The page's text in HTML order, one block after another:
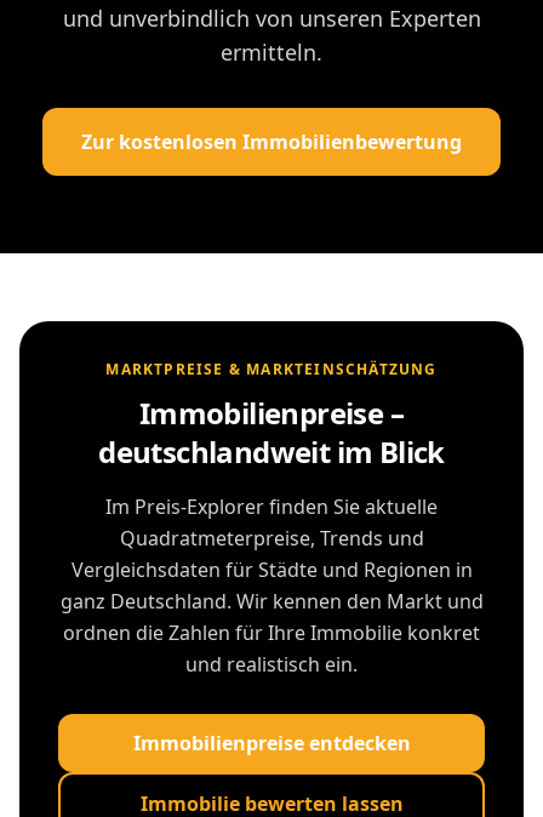
und unverbindlich von unseren Experten
ermitteln.
Zur kostenlosen Immobilienbewertung
MARKTPREISE & MARKTEINSCHÄTZUNG
Immobilienpreise –
deutschlandweit im Blick
Im Preis-Explorer finden Sie aktuelle
Quadratmeterpreise, Trends und
Vergleichsdaten für Städte und Regionen in
ganz Deutschland. Wir kennen den Markt und
ordnen die Zahlen für Ihre Immobilie konkret
und realistisch ein.
Immobilienpreise entdecken
Immobilie bewerten lassen